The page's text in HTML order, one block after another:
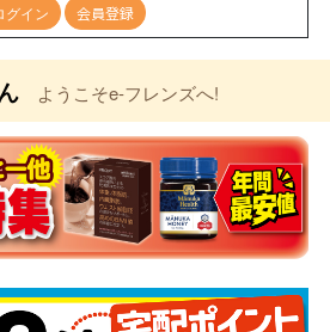
グイン 会員登録
ようこそe-フレンズへ!